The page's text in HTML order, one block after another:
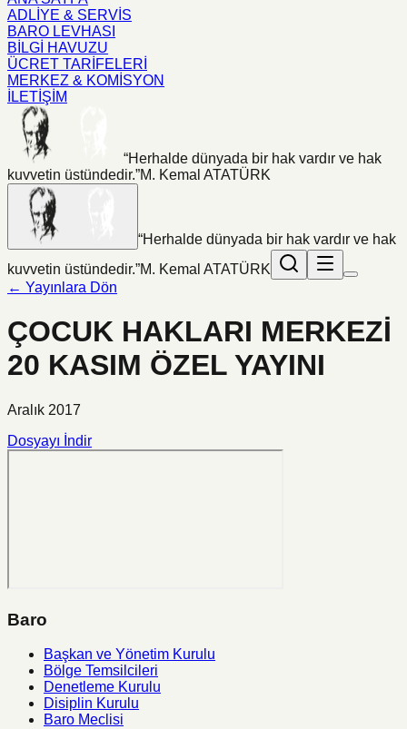
ADLİYE & SERVİS
BARO LEVHASI
BİLGİ HAVUZU
ÜCRET TARİFELERİ
MERKEZ & KOMİSYON
İLETİŞİM
“Herhalde dünyada bir hak vardır ve hak
kuvvetin üstündedir.”M. Kemal ATATÜRK
“Herhalde dünyada bir hak vardır ve hak
kuvvetin üstündedir.”M. Kemal ATATÜRK
← Yayınlara Dön
ÇOCUK HAKLARI MERKEZİ
20 KASIM ÖZEL YAYINI
Aralık 2017
Dosyayı İndir
Baro
Başkan ve Yönetim Kurulu
Bölge Temsilcileri
Denetleme Kurulu
Disiplin Kurulu
Baro Meclisi